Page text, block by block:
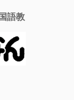
語教